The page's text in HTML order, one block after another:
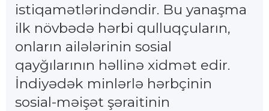
istiqamətlərindəndir. Bu yanaşma
ilk növbədə hərbi qulluqçuların,
onların ailələrinin sosial
qayğılarının həllinə xidmət edir.
İndiyədək minlərlə hərbçinin
sosial-məişət şəraitinin